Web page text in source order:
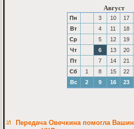
Август
Пн 3 10 17
Вт
4 11 18
Ср
5 12 19
Чт
6 13 20
Пт
7 14 21
Сб
1 8 15 22
Вс
2 9 16 23
Передача Овечкина помогла